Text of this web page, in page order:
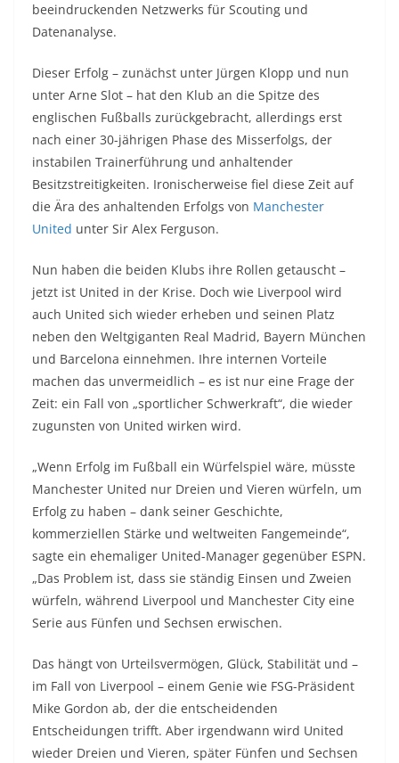
beeindruckenden Netzwerks für Scouting und
Datenanalyse.
Dieser Erfolg – zunächst unter Jürgen Klopp und nun
unter Arne Slot – hat den Klub an die Spitze des
englischen Fußballs zurückgebracht, allerdings erst
nach einer 30-jährigen Phase des Misserfolgs, der
instabilen Trainerführung und anhaltender
Besitzstreitigkeiten. Ironischerweise fiel diese Zeit auf
die Ära des anhaltenden Erfolgs von Manchester
United unter Sir Alex Ferguson.
Nun haben die beiden Klubs ihre Rollen getauscht –
jetzt ist United in der Krise. Doch wie Liverpool wird
auch United sich wieder erheben und seinen Platz
neben den Weltgiganten Real Madrid, Bayern München
und Barcelona einnehmen. Ihre internen Vorteile
machen das unvermeidlich – es ist nur eine Frage der
Zeit: ein Fall von „sportlicher Schwerkraft“, die wieder
zugunsten von United wirken wird.
„Wenn Erfolg im Fußball ein Würfelspiel wäre, müsste
Manchester United nur Dreien und Vieren würfeln, um
Erfolg zu haben – dank seiner Geschichte,
kommerziellen Stärke und weltweiten Fangemeinde“,
sagte ein ehemaliger United-Manager gegenüber ESPN.
„Das Problem ist, dass sie ständig Einsen und Zweien
würfeln, während Liverpool und Manchester City eine
Serie aus Fünfen und Sechsen erwischen.
Das hängt von Urteilsvermögen, Glück, Stabilität und –
im Fall von Liverpool – einem Genie wie FSG-Präsident
Mike Gordon ab, der die entscheidenden
Entscheidungen trifft. Aber irgendwann wird United
wieder Dreien und Vieren, später Fünfen und Sechsen